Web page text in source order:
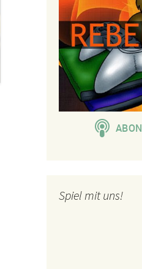
Spiel mit uns!